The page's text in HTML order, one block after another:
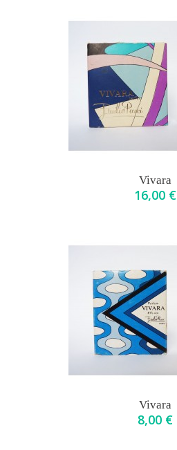
Vivara
16,00 €
Vivara
8,00 €